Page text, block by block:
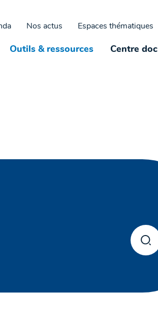
Nos actus Espaces thématiques
Outils & ressources Centre doc